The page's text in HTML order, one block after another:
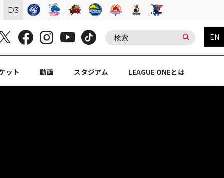
EN
ット 動画 スタジアム LEAGUE ONEとは
D3